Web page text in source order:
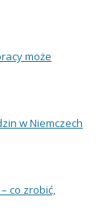
może
w Niemczech
co zrobić,